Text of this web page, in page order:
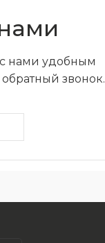
нами удобным
звонок.